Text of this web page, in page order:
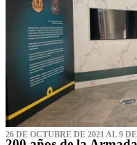
26 DE OCTUBRE DE 2021 AL 9